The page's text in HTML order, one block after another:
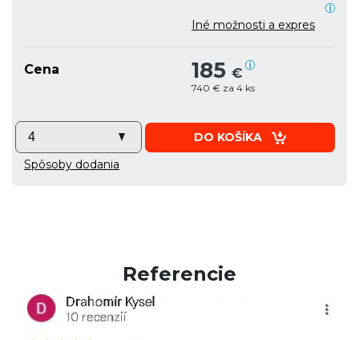
Iné možnosti a expres
Cena 185 €
740 € za 4 ks
DO KOŠÍKA
Spôsoby dodania
Referencie